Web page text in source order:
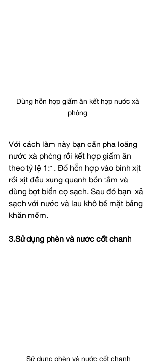
Dùng hỗn hợp giấm ăn kết hợp nước xà
phòng
Với cách làm này bạn cần pha loãng
nước xà phòng rồi kết hợp giấm ăn
theo tỷ lệ 1:1. Đổ hỗn hợp vào bình xịt
rồi xịt đều xung quanh bồn tắm và
dùng bọt biển cọ sạch. Sau đó bạn  xả
sạch với nước và lau khô bề mặt bằng
khăn mềm.
3.Sử dụng phèn và nước cốt chanh
Sử dụng phèn và nước cốt chanh